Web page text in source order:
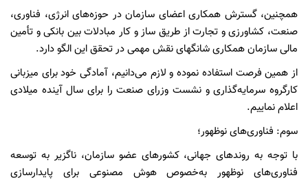
همچنین، گسترش همکاری اعضای سازمان در حوزه‌های انرژی، فناوری،
صنعت، کشاورزی و تجارت از طریق ساز و کار مبادلات بین بانکی و تأمین
مالی سازمان همکاری شانگهای نقش مهمی در تحقق این الگو دارد.
از همین فرصت استفاده نموده و لازم می‌دانیم، آمادگی خود برای میزبانی
کارگروه سرمایه‌گذاری و نشست وزرای صنعت را برای سال آینده میلادی
اعلام نماییم.
سوم: فناوری‌های نوظهور؛
با توجه به روند‌های جهانی، کشور‌های عضو سازمان، ناگزیر به توسعه
فناوری‌های نوظهور به‌خصوص هوش مصنوعی برای پایدارسازی